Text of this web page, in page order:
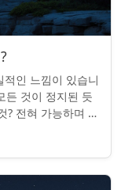
인 느낌이 있습니
든 것이 정지된 듯
? 전혀 가능하며 가